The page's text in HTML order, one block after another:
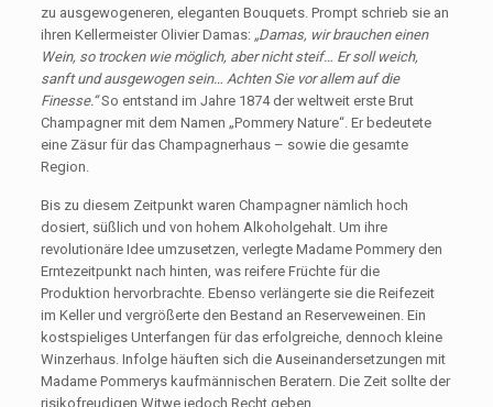
zu ausgewogeneren, eleganten Bouquets. Prompt schrieb sie an
ihren Kellermeister Olivier Damas: „Damas, wir brauchen einen
Wein, so trocken wie möglich, aber nicht steif… Er soll weich,
sanft und ausgewogen sein… Achten Sie vor allem auf die
Finesse.“So entstand im Jahre 1874 der weltweit erste Brut
Champagner mit dem Namen „Pommery Nature“. Er bedeutete
eine Zäsur für das Champagnerhaus – sowie die gesamte
Region.
Bis zu diesem Zeitpunkt waren Champagner nämlich hoch
dosiert, süßlich und von hohem Alkoholgehalt. Um ihre
revolutionäre Idee umzusetzen, verlegte Madame Pommery den
Erntezeitpunkt nach hinten, was reifere Früchte für die
Produktion hervorbrachte. Ebenso verlängerte sie die Reifezeit
im Keller und vergrößerte den Bestand an Reserveweinen. Ein
kostspieliges Unterfangen für das erfolgreiche, dennoch kleine
Winzerhaus. Infolge häuften sich die Auseinandersetzungen mit
Madame Pommerys kaufmännischen Beratern. Die Zeit sollte der
risikofreudigen Witwe jedoch Recht geben.